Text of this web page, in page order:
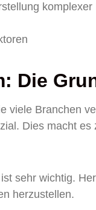
komplexer
Die
viele Branchen
Dies macht
sehr wichtig.
herzustellen.